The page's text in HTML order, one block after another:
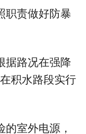
职责做好防暴
据路况在强降
积水路段实行
室外电源，